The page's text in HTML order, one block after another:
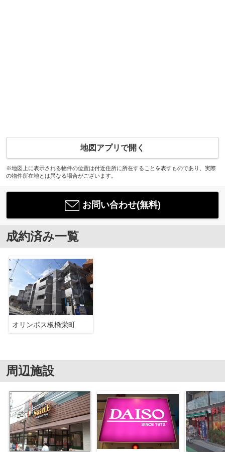
地図アプリで開く
※地図上に表示される物件の位置は付近住所に所在することを表すものであり、実際
の物件所在地とは異なる場合がございます。
お問い合わせ(無料)
成約済み一覧
オリンポス板橋栄町
周辺施設